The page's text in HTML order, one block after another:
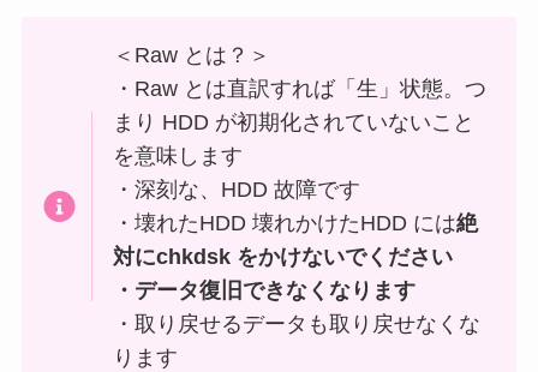
＜Raw とは？＞
・Raw とは直訳すれば「生」状態。つ
まり HDD が初期化されていないこと
を意味します
・深刻な、HDD 故障です
・壊れたHDD 壊れかけたHDD には絶
対にchkdsk をかけないでください
・データ復旧できなくなります
・取り戻せるデータも取り戻せなくな
ります